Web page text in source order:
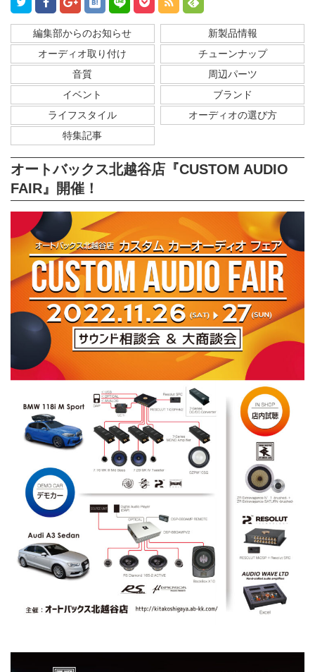
編集部からのお知らせ
新製品情報
オーディオ取り付け
チューンナップ
音質
周辺パーツ
イベント
ブランド
ライフスタイル
オーディオの選び方
特集記事
オートバックス北越谷店『CUSTOM AUDIO
FAIR』開催！